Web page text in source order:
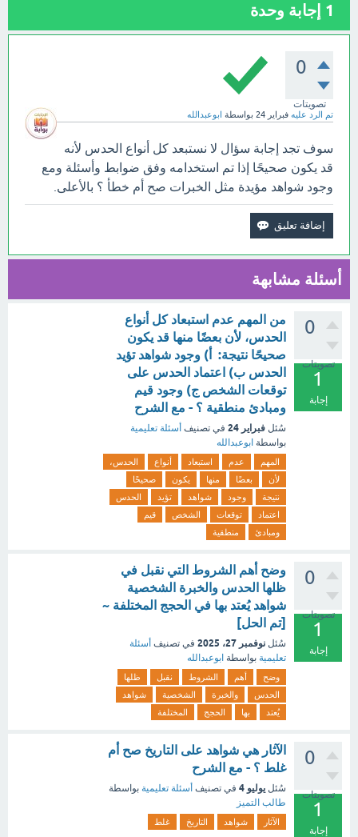
1 إجابة وحدة
0
تصويتات
تم الرد عليه فبراير 24 بواسطة ابوعبدالله
سوف تجد إجابة سؤال لا نستبعد كل أنواع الحدس لأنه
قد يكون صحيحًا إذا تم استخدامه وفق ضوابط وأسئلة ومع
وجود شواهد مؤيدة مثل الخبرات صح أم خطأ ؟ بالأعلى.
أسئلة مشابهة
0
تصويتات
1
إجابة
من المهم عدم استبعاد كل أنواع
الحدس، لأن بعضًا منها قد يكون
صحيحًا نتيجة: أ) وجود شواهد تؤيد
الحدس ب) اعتماد الحدس على
توقعات الشخص ج) وجود قيم
ومبادئ منطقية ؟ - مع الشرح
سُئل فبراير 24 في تصنيف أسئلة تعليمية
بواسطة ابوعبدالله
المهم عدم استبعاد أنواع
الحدس،
لأن
بعضًا منها يكون
صحيحًا
نتيجة
وجود شواهد تؤيد
الحدس
اعتماد
توقعات الشخص
قيم
ومبادئ
منطقية
0
تصويتات
1
إجابة
وضح أهم الشروط التي نقبل في
ظلها الحدس والخبرة الشخصية
شواهد يُعتد بها في الحجج المختلفة ~
[تم الحل]
سُئل نوفمبر 27، 2025 في تصنيف أسئلة
تعليمية بواسطة ابوعبدالله
وضح أهم الشروط نقبل
ظلها
الحدس
والخبرة الشخصية
شواهد
يُعتد
بها الحجج المختلفة
0
تصويتات
1
إجابة
الآثار هي شواهد على التاريخ صح أم
غلط ؟ - مع الشرح
سُئل يوليو 4 في تصنيف أسئلة تعليمية بواسطة
طالب التميز
الآثار شواهد التاريخ غلط